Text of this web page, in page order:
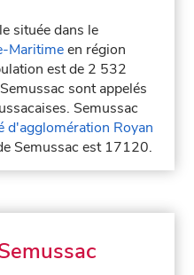
située dans le
Maritimeen région
est de 2 532
sont appelés
Semussac
d'agglomération Royan
Semussac est 17120.